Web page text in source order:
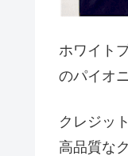
ホワイト
のパイオ
クレジッ
高品質な